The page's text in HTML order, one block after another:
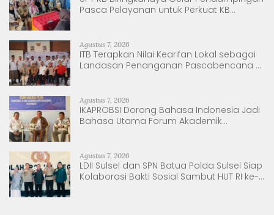
Pasca Pelayanan untuk Perkuat KB
Agustus 7, 2026
ITB Terapkan Nilai Kearifan Lokal sebagai
Landasan Penanganan Pascabencana di
Agustus 7, 2026
IKAPROBSI Dorong Bahasa Indonesia Jadi
Bahasa Utama Forum Akademik
Agustus 7, 2026
LDII Sulsel dan SPN Batua Polda Sulsel Siap
Kolaborasi Bakti Sosial Sambut HUT RI ke-